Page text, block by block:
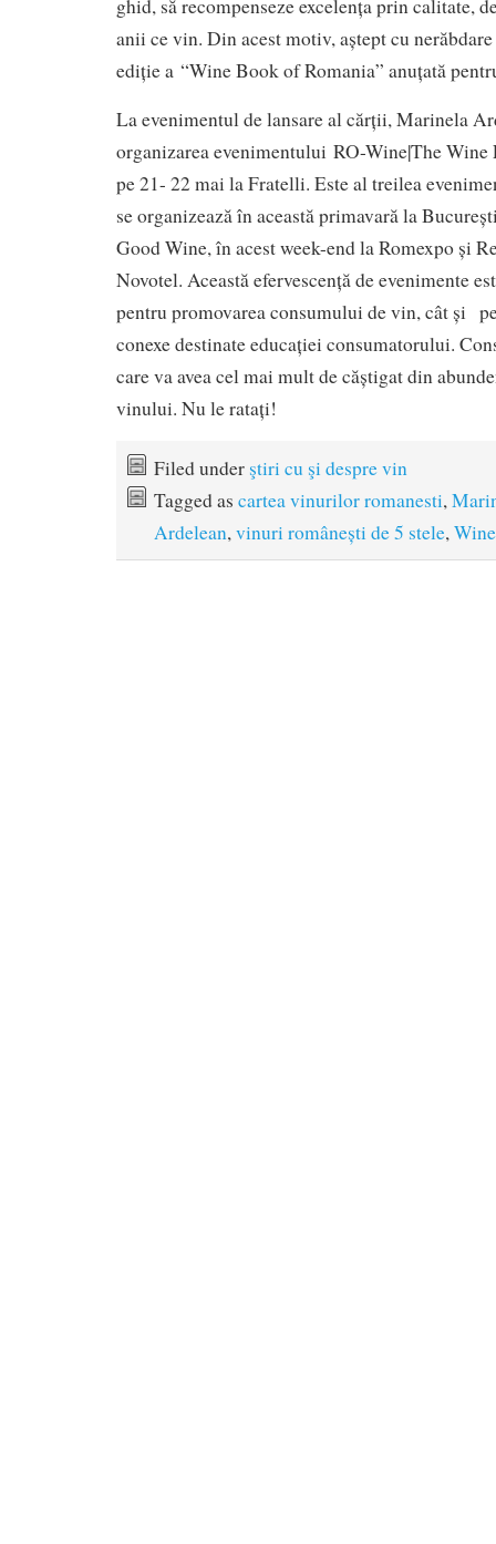
ghid, să recompenseze excelența prin calitate,
anii ce vin. Din acest motiv, aștept cu
ediție a “Wine Book of Romania” anuțată
La evenimentul de lansare al cărții, Marinela
organizarea evenimentului RO-Wine|The Wine
pe 21- 22 mai la Fratelli. Este al treilea
se organizează în această primavară la
Good Wine, în acest week-end la Romexpo și
Novotel. Această efervescență de evenimente
pentru promovarea consumului de vin, cât și
conexe destinate educației consumatorului.
care va avea cel mai mult de căștigat din
vinului. Nu le ratați!
Filed under ştiri cu şi despre vin
Tagged as cartea vinurilor romanesti,
Ardelean,vinuri românești de 5 stele,